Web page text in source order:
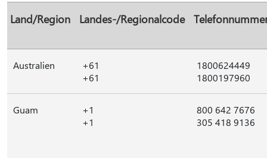
Land/Region Landes-/Regionalcode
Australien
+61
+61
1800624449
1800197960
Guam
+1
+1
800 642 7676
305 418 9136